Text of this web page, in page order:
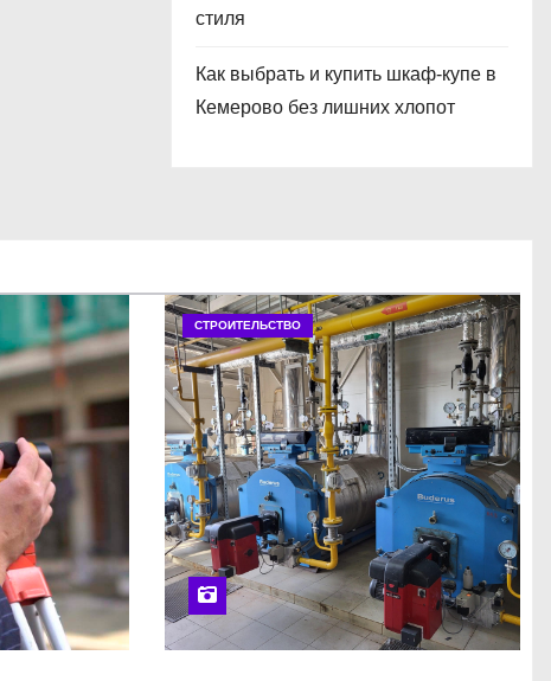
стиля
Как выбрать и купить шкаф‑купе в
Кемерово без лишних хлопот
СТРОИТЕЛЬСТВО